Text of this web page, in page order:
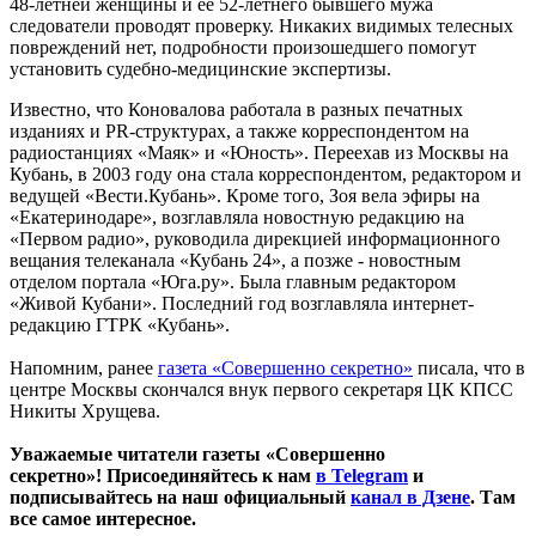
следователи проводят проверку. Никаких видимых телесных
повреждений нет, подробности произошедшего помогут
установить судебно-медицинские экспертизы.
Известно, что Коновалова работала в разных печатных
изданиях и PR-структурах, а также корреспондентом на
радиостанциях «Маяк» и «Юность». Переехав из Москвы на
Кубань, в 2003 году она стала корреспондентом, редактором и
ведущей «Вести.Кубань». Кроме того, Зоя вела эфиры на
«Екатеринодаре», возглавляла новостную редакцию на
«Первом радио», руководила дирекцией информационного
вещания телеканала «Кубань 24», а позже - новостным
отделом портала «Юга.ру». Была главным редактором
«Живой Кубани». Последний год возглавляла интернет-
редакцию ГТРК «Кубань».
Напомним, ранее газета «Совершенно секретно» писала, что в
центре Москвы скончался внук первого секретаря ЦК КПСС
Никиты Хрущева.
Уважаемые читатели газеты «Совершенно
секретно»! Присоединяйтесь к нам в Telegram и
подписывайтесь на наш официальный канал в Дзене. Там
все самое интересное.